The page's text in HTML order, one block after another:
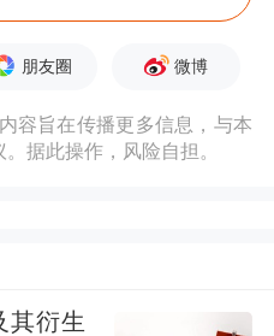
，加快形成全国一
元化算力需求。
朋友圈 微博
容旨在传播更多信息，与本
据此操作，风险自担。
其衍生